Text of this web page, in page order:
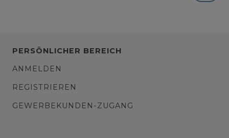
PERSÖNLICHER BEREICH
ANMELDEN
REGISTRIEREN
GEWERBEKUNDEN-ZUGANG